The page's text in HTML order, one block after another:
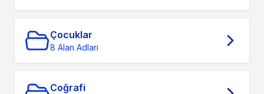
Çocuklar
8 Alan Adları
Coğrafi